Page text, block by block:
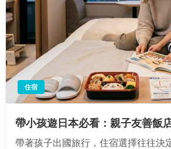
住宿
帶小孩遊日本必看：親子友善飯
帶著孩子出國旅行，住宿選擇往往決